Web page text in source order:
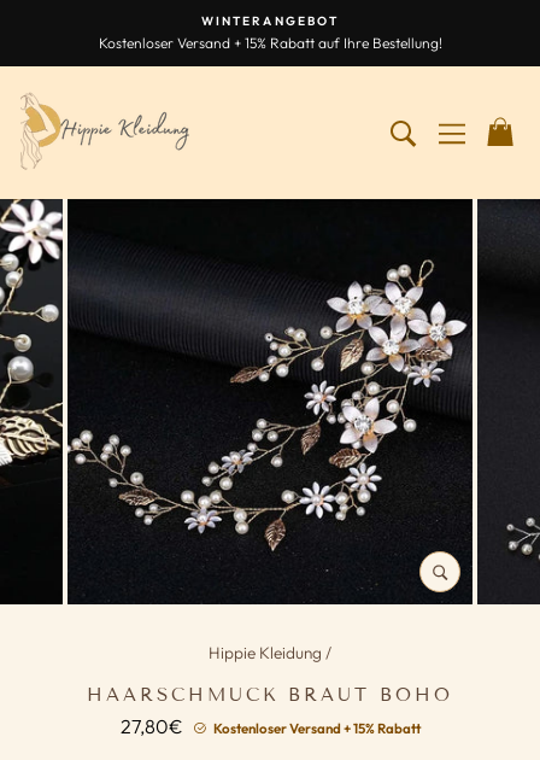
springen
Diashow
WINTERANGEBOT
Kostenloser Versand + 15% Rabatt auf Ihre Bestellung!
SUCHEN
SCHLIESSEN (
ESC)
Hippie Kleidung /
HAARSCHMUCK BRAUT BOHO
27,80€ Normaler
Kostenloser Versand + 15% Rabatt